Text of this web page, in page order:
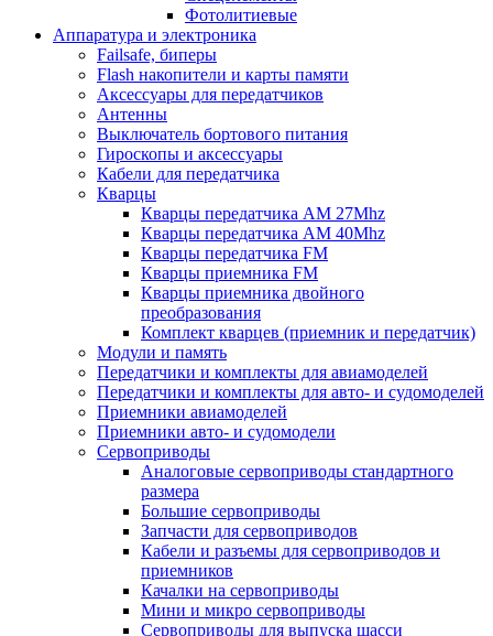
Фотолитиевые
Аппаратура и электроника
Failsafe, биперы
Flash накопители и карты памяти
Аксессуары для передатчиков
Антенны
Выключатель бортового питания
Гироскопы и аксессуары
Кабели для передатчика
Кварцы
Кварцы передатчика AM 27Mhz
Кварцы передатчика AM 40Mhz
Кварцы передатчика FM
Кварцы приемника FM
Кварцы приемника двойного
преобразования
Комплект кварцев (приемник и передатчик)
Модули и память
Передатчики и комплекты для авиамоделей
Передатчики и комплекты для авто- и судомоделей
Приемники авиамоделей
Приемники авто- и судомодели
Сервоприводы
Аналоговые сервоприводы стандартного
размера
Большие сервоприводы
Запчасти для сервоприводов
Кабели и разъемы для сервоприводов и
приемников
Качалки на сервоприводы
Мини и микро сервоприводы
Сервоприводы для выпуска шасси